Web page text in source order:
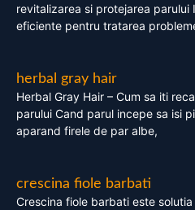
revitalizarea si protejarea parului
eficiente pentru tratarea
herbal gray hair
Herbal Gray Hair – Cum sa iti
parului Cand parul incepe sa isi
aparand firele de par albe,
crescina fiole barbati
Crescina fiole barbati este